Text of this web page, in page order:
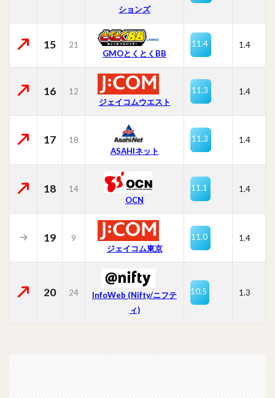
ションズ
15
21
GMOとくとくBB
11.4 1.4
16
12
ジェイコムウエスト
11.3 1.4
17
18
ASAHIネット
11.3 1.4
18
14
OCN
11.1 1.4
19
9
ジェイコム東京
11.0 1.4
20 24
InfoWeb (Nifty/ニフテ
ィ)
10.5 1.3